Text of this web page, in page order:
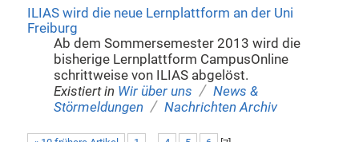
ILIAS wird die neue Lernplattform an der Uni
Freiburg
Ab dem Sommersemester 2013 wird die
bisherige Lernplattform CampusOnline
schrittweise von ILIAS abgelöst.
Existiert in Wir über uns / News &
Störmeldungen / Nachrichten Archiv